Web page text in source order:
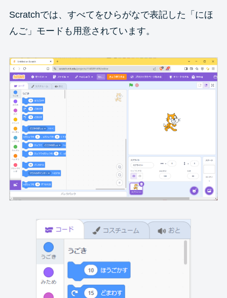
Scratchでは、すべてをひらがなで表記した「にほ
んご」モードも用意されています。